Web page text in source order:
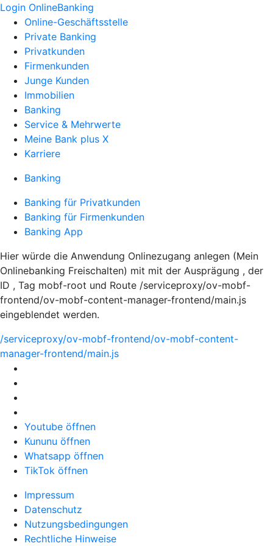
Login OnlineBanking
Online-Geschäftsstelle
Private Banking
Privatkunden
Firmenkunden
Junge Kunden
Immobilien
Banking
Service & Mehrwerte
Meine Bank plus X
Karriere
Banking
Banking für Privatkunden
Banking für Firmenkunden
Banking App
Hier würde die Anwendung Onlinezugang anlegen (Mein
Onlinebanking Freischalten) mit mit der Ausprägung , der
ID , Tag mobf-root und Route /serviceproxy/ov-mobf-
frontend/ov-mobf-content-manager-frontend/main.js
eingeblendet werden.
/serviceproxy/ov-mobf-frontend/ov-mobf-content-
manager-frontend/main.js
Youtube öffnen
Kununu öffnen
Whatsapp öffnen
TikTok öffnen
Impressum
Datenschutz
Nutzungsbedingungen
Rechtliche Hinweise